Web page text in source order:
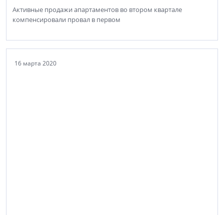
Активные продажи апартаментов во втором квартале
компенсировали провал в первом
16 марта 2020